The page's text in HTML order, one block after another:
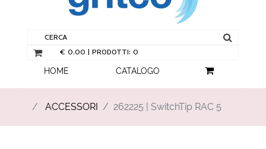
HOME CATALOGO
ACCESSORI 262225 | SwitchTip RAC 5